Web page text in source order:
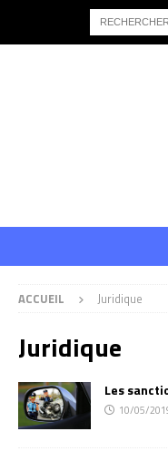
ACCUEIL Juridique
Juridique
Les
10/05/